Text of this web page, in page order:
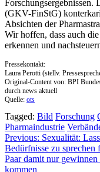
Forschungsergebnissen.
(GKV-FinStG)
Absichten der
Wir hoffen, dass auch
erkennen und
Pressekontakt:
Laura Perotti (stellv.
Original-Content von: BPI
durch news aktuell
Quelle: ots
Tagged: Bild Forschung
Pharmaindustrie
Previous: Sexualität:
Bedürfnisse zu
Paar damit nur
kommen